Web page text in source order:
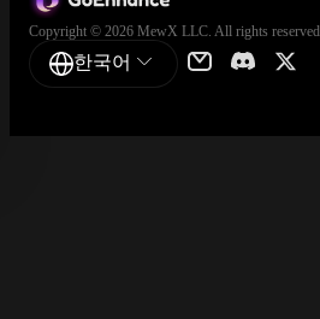
Copyright © 2026 MewX LLC. All rights reserved.
한국어